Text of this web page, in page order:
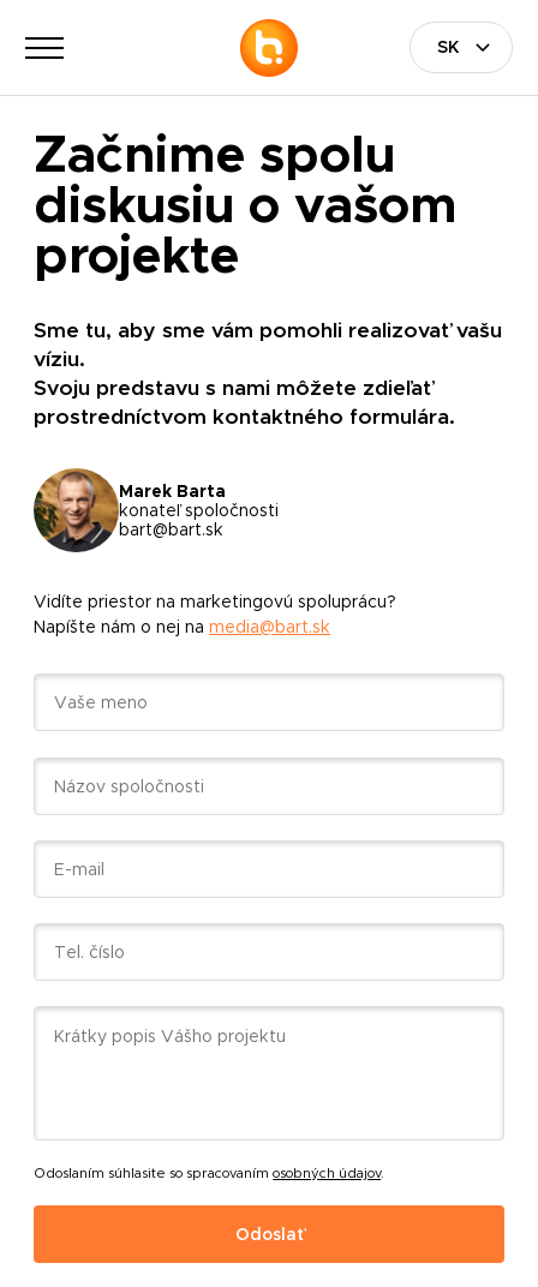
Začnime spolu
diskusiu o vašom
projekte
Sme tu, aby sme vám pomohli realizovať vašu
víziu.
Svoju predstavu s nami môžete zdieľať
prostredníctvom kontaktného formulára.
Marek Barta
konateľ spoločnosti
bart@bart.sk
Vidíte priestor na marketingovú spoluprácu?
Napíšte nám o nej namedia@bart.sk
Odoslaním súhlasite so spracovanímosobných údajov.
Odoslať